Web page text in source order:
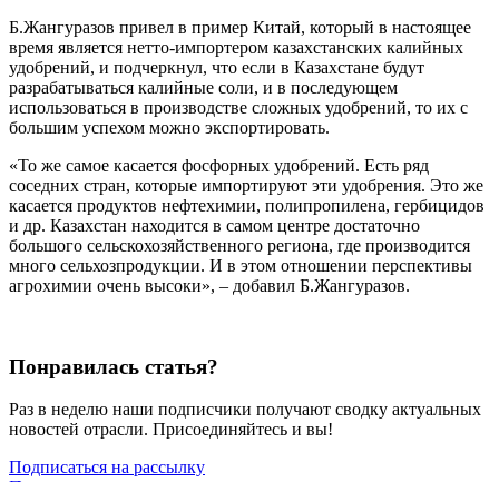
Б.Жангуразов привел в пример Китай, который в настоящее
время является нетто-импортером казахстанских калийных
удобрений, и подчеркнул, что если в Казахстане будут
разрабатываться калийные соли, и в последующем
использоваться в производстве сложных удобрений, то их с
большим успехом можно экспортировать.
«То же самое касается фосфорных удобрений. Есть ряд
соседних стран, которые импортируют эти удобрения. Это же
касается продуктов нефтехимии, полипропилена, гербицидов
и др. Казахстан находится в самом центре достаточно
большого сельскохозяйственного региона, где производится
много сельхозпродукции. И в этом отношении перспективы
агрохимии очень высоки», – добавил Б.Жангуразов.
Понравилась статья?
Раз в неделю наши подписчики получают сводку актуальных
новостей отрасли. Присоединяйтесь и вы!
Подписаться на рассылку